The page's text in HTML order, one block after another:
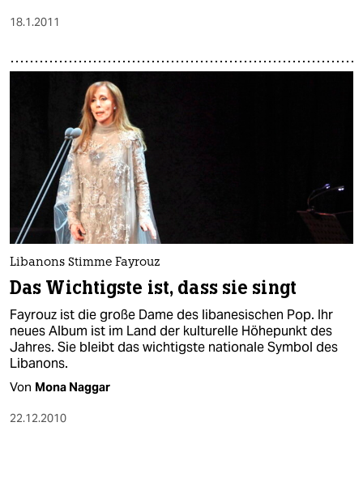
18.1.2011
Libanons Stimme Fayrouz
Das Wichtigste ist, dass sie singt
Fayrouz ist die große Dame des libanesischen Pop. Ihr
neues Album ist im Land der kulturelle Höhepunkt des
Jahres. Sie bleibt das wichtigste nationale Symbol des
Libanons.
Von Mona Naggar
22.12.2010